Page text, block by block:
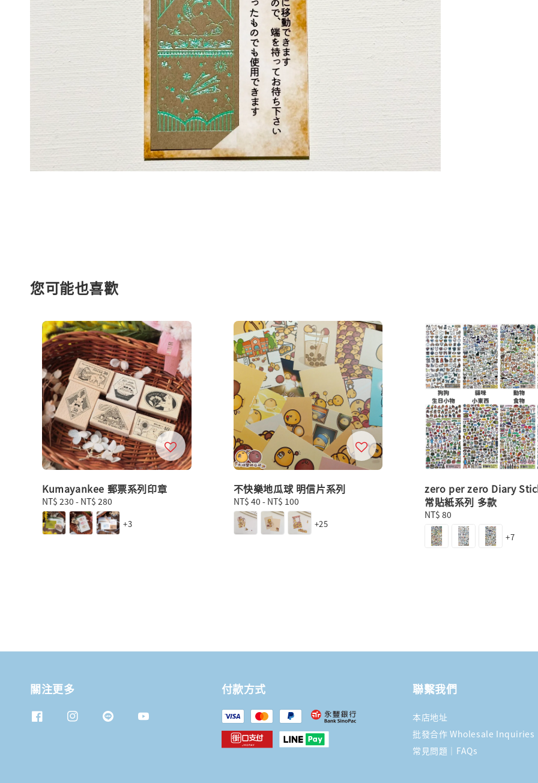
您可能也喜歡
Kumayankee 郵票系列印章
Regular
price
NT$ 230 - NT$ 280
+3
不快樂地瓜球 明信片系列
Regular
price
NT$ 40 - NT$ 100
+25
zero per zero Diary
常貼紙系列 多款
Regular
price
NT$ 80
+7
關注更多 付款方式 聯繫我們
本店地址
批發合作 Wholesale Inquiries
常見問題｜FAQs